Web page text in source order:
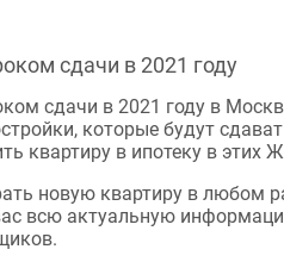
сдачи в 2021 году
сдачи в 2021 году в
которые будут
квартиру в ипотеку в этих
новую квартиру в любом
всю актуальную